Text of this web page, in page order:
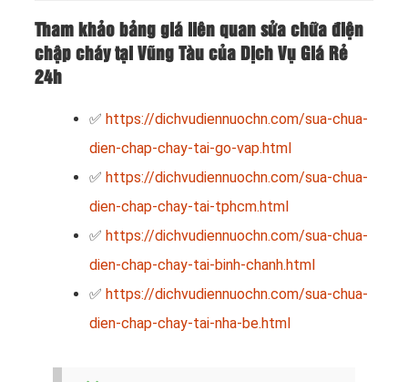
Tham khảo bảng giá liên quan sửa chữa điện
chập cháy tại Vũng Tàu của Dịch Vụ Giá Rẻ
24h
✅ https://dichvudiennuochn.com/sua-chua-
dien-chap-chay-tai-go-vap.html
✅ https://dichvudiennuochn.com/sua-chua-
dien-chap-chay-tai-tphcm.html
✅ https://dichvudiennuochn.com/sua-chua-
dien-chap-chay-tai-binh-chanh.html
✅ https://dichvudiennuochn.com/sua-chua-
dien-chap-chay-tai-nha-be.html